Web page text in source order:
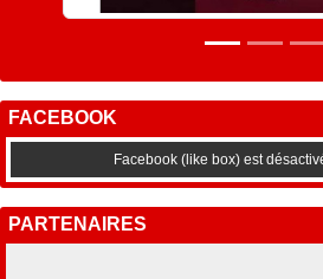
FACEBOOK
Facebook (like box) est
PARTENAIRES